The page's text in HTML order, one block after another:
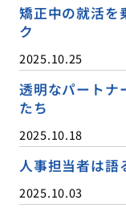
矯正中の就活を
ク
2025.10.25
透明なパートナ
たち
2025.10.18
人事担当者は語
2025.10.03